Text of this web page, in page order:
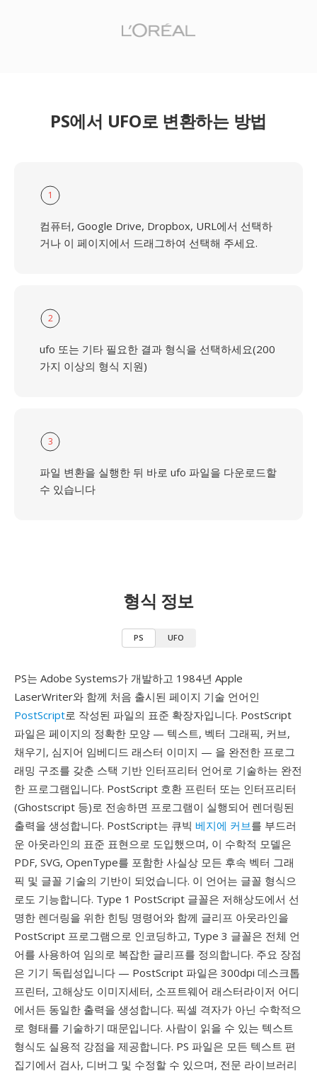
PS에서 UFO로 변환하는 방법
1
컴퓨터, Google Drive, Dropbox, URL에서 선택하
거나 이 페이지에서 드래그하여 선택해 주세요.
2
ufo 또는 기타 필요한 결과 형식을 선택하세요(200
가지 이상의 형식 지원)
3
파일 변환을 실행한 뒤 바로 ufo 파일을 다운로드할
수 있습니다
형식 정보
PS UFO
PS는 Adobe Systems가 개발하고 1984년 Apple
LaserWriter와 함께 처음 출시된 페이지 기술 언어인
PostScript로 작성된 파일의 표준 확장자입니다. PostScript
파일은 페이지의 정확한 모양 — 텍스트, 벡터 그래픽, 커브,
채우기, 심지어 임베디드 래스터 이미지 — 을 완전한 프로그
래밍 구조를 갖춘 스택 기반 인터프리터 언어로 기술하는 완전
한 프로그램입니다. PostScript 호환 프린터 또는 인터프리터
(Ghostscript 등)로 전송하면 프로그램이 실행되어 렌더링된
출력을 생성합니다. PostScript는 큐빅 베지에 커브를 부드러
운 아웃라인의 표준 표현으로 도입했으며, 이 수학적 모델은
PDF, SVG, OpenType를 포함한 사실상 모든 후속 벡터 그래
픽 및 글꼴 기술의 기반이 되었습니다. 이 언어는 글꼴 형식으
로도 기능합니다. Type 1 PostScript 글꼴은 저해상도에서 선
명한 렌더링을 위한 힌팅 명령어와 함께 글리프 아웃라인을
PostScript 프로그램으로 인코딩하고, Type 3 글꼴은 전체 언
어를 사용하여 임의로 복잡한 글리프를 정의합니다. 주요 장점
은 기기 독립성입니다 — PostScript 파일은 300dpi 데스크톱
프린터, 고해상도 이미지세터, 소프트웨어 래스터라이저 어디
에서든 동일한 출력을 생성합니다. 픽셀 격자가 아닌 수학적으
로 형태를 기술하기 때문입니다. 사람이 읽을 수 있는 텍스트
형식도 실용적 강점을 제공합니다. PS 파일은 모든 텍스트 편
집기에서 검사, 디버그 및 수정할 수 있으며, 전문 라이브러리